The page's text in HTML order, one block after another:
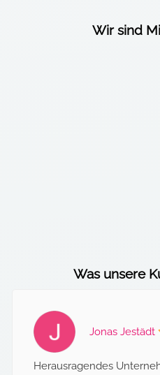
Wir sind
Was unsere
Jonas Jestädt
Herausragendes